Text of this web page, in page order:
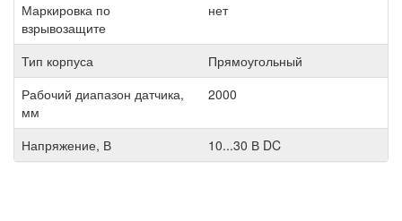
Маркировка по
взрывозащите
нет
Тип корпуса
Прямоугольный
Рабочий диапазон датчика,
мм
2000
Напряжение, В 10...30 В DC